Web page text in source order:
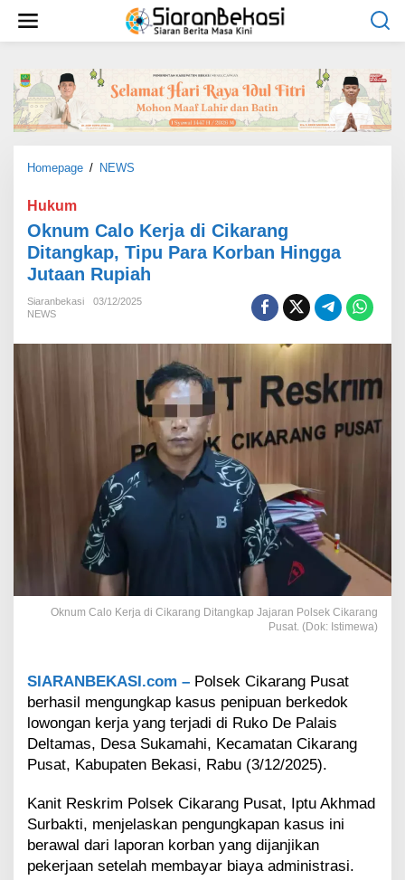
w
Homepage / NEWS
m
a
o
d
C
i
k
i
t
k
a
p
,
T
i
u
P
a
Hukum
Oknum Calo Kerja di Cikarang
Ditangkap, Tipu Para Korban Hingga
Jutaan Rupiah
Siaranbekasi
03/12/2025
NEWS
Oknum Calo Kerja di Cikarang Ditangkap Jajaran Polsek Cikarang
Pusat. (Dok: Istimewa)
SIARANBEKASI.com – Polsek Cikarang Pusat
berhasil mengungkap kasus penipuan berkedok
lowongan kerja yang terjadi di Ruko De Palais
Deltamas, Desa Sukamahi, Kecamatan Cikarang
Pusat, Kabupaten Bekasi, Rabu (3/12/2025).
Kanit Reskrim Polsek Cikarang Pusat, Iptu Akhmad
Surbakti, menjelaskan pengungkapan kasus ini
berawal dari laporan korban yang dijanjikan
pekerjaan setelah membayar biaya administrasi.